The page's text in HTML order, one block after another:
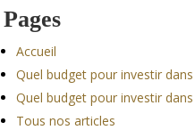
Pages
Accueil
Quel budget pour investir
Quel budget pour investir
Tous nos articles